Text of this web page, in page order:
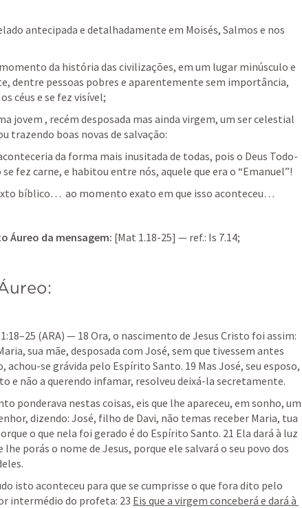
antecipada e detalhadamente em Moisés, Salmos e nos
da história das civilizações, em um lugar minúsculo e
dentre pessoas pobres e aparentemente sem importância,
céus e se fez visível;
jovem , recém desposada mas ainda virgem, um ser celestial
trazendo boas novas de salvação:
da forma mais inusitada de todas, pois o Deus Todo-
fez carne, e habitou entre nós, aquele que era o “Emanuel”!
bíblico…  ao momento exato em que isso aconteceu…
Áureo da mensagem: [Mat 1.18-25] — ref.: Is 7.14;
(ARA) — 18 Ora, o nascimento de Jesus Cristo foi assim:
sua mãe, desposada com José, sem que tivessem antes
achou-se grávida pelo Espírito Santo. 19 Mas José, seu esposo,
e não a querendo infamar, resolveu deixá-la secretamente.
ponderava nestas coisas, eis que lhe apareceu, em sonho, um
dizendo: José, filho de Davi, não temas receber Maria, tua
o que nela foi gerado é do Espírito Santo. 21 Ela dará à luz
porás o nome de Jesus, porque ele salvará o seu povo dos
isto aconteceu para que se cumprisse o que fora dito pelo
intermédio do profeta: 23 Eis que a virgem conceberá e dará à